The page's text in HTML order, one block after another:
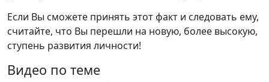
Если Вы сможете принять этот факт и следовать ему,
считайте, что Вы перешли на новую, более высокую,
ступень развития личности!
Видео по теме